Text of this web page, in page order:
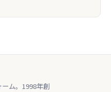
ム。1998年創